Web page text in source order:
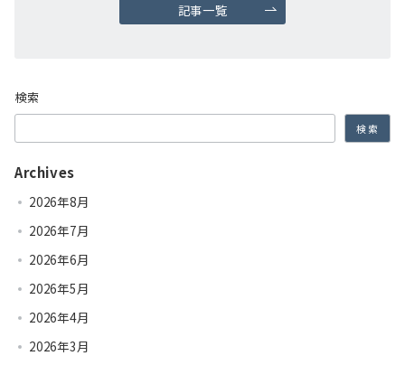
記事一覧
検索
検索
Archives
2026年8月
2026年7月
2026年6月
2026年5月
2026年4月
2026年3月